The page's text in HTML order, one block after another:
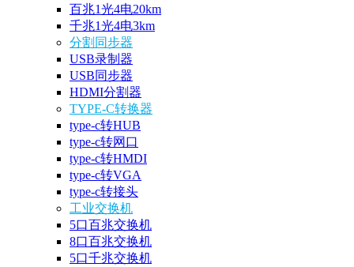
百兆1光4电20km
千兆1光4电3km
分割同步器
USB录制器
USB同步器
HDMI分割器
TYPE-C转换器
type-c转HUB
type-c转网口
type-c转HMDI
type-c转VGA
type-c转接头
工业交换机
5口百兆交换机
8口百兆交换机
5口千兆交换机